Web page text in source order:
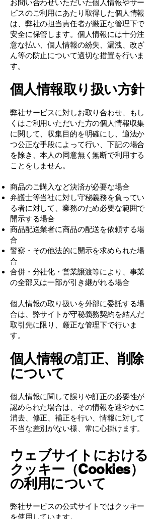
お問い合わせいただいた個人情報やサー
ビスのご利用にあたり取得した個人情報
は、弊社の担当責任者が厳正な管理下で
安全に保管します。個人情報には十分注
意な払い、個人情報の紛失、漏洩、改ざ
ん等の防止について適切な措置を行いま
す。
個人情報取り扱い方針
弊社サービスに対しお取り合わせ、もし
くはご利用いただいた方の個人情報収集
に関して、収集目的を明確にし、適法か
つ公正な手段によって行い、下記の場合
を除き、本人の同意無く無断で利用する
ことをしません。
商品のご購入など決済が必要な場合
弁護士等当社に対し守秘義務を負ってい
る者に対して、業務のため必要な範囲で
開示する場合
商品配送業者に商品の配送を依頼する場
合
警察・その他法的に開示を求められた場
合
合併・分社化・営業譲渡等により、事業
の全部又は一部が引き継がれる場合
個人情報の取り扱いを外部に委託する場
合は、弊サイトが守秘義務契約を結んだ
取引先に限り、厳正な管理下で行いま
す。
個人情報の訂正、削除
について
個人情報に関して誤りや訂正の必要性が
認められた場合は、その情報を速やかに
消去、修正、補正を行い、情報に対して
不当な差別がない様、常に心掛けます。
ウェブサイトにおける
クッキー（Cookies）
の利用について
弊社サービスの公式サイトではクッキー
を使用しています。